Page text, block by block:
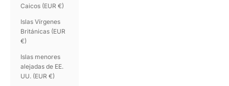
Caicos (EUR €)
Islas Vírgenes
Británicas (EUR
€)
Islas menores
alejadas de EE.
UU. (EUR €)